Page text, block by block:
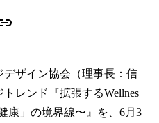
ザイン協会（理事長：信
レンド『拡張するWellnes
康」の境界線〜』を、6月3